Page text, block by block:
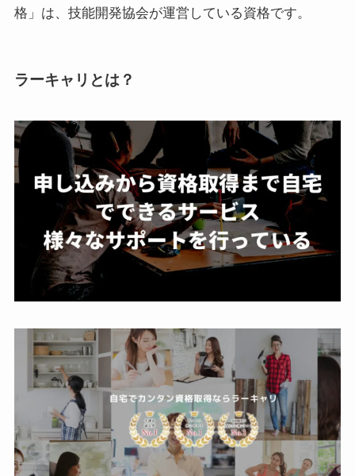
格」は、技能開発協会が運営している資格です。
ラーキャリとは？